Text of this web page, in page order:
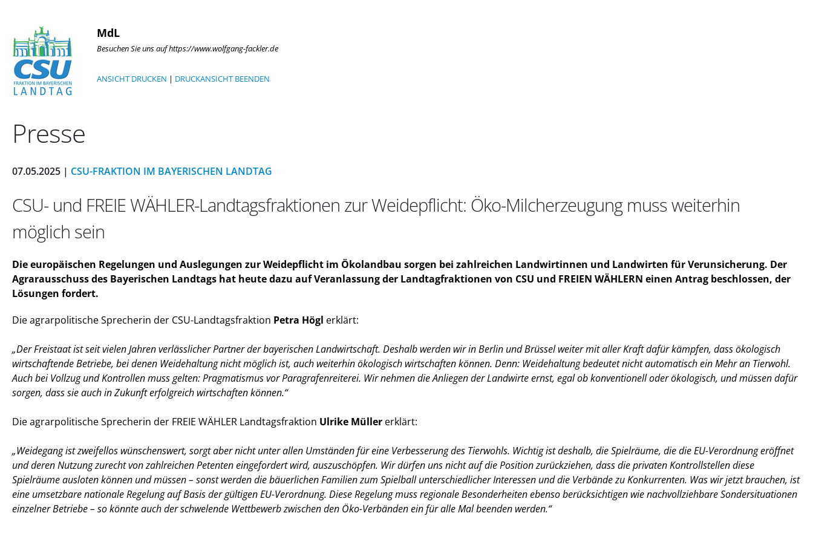
MdL
Besuchen Sie uns auf https://www.wolfgang-fackler.de
ANSICHT DRUCKEN | DRUCKANSICHT BEENDEN
Presse
07.05.2025 | CSU-FRAKTION IM BAYERISCHEN LANDTAG
CSU- und FREIE WÄHLER-Landtagsfraktionen zur Weidepflicht: Öko-Milcherzeugung muss weiterhin
möglich sein
Die europäischen Regelungen und Auslegungen zur Weidepflicht im Ökolandbau sorgen bei zahlreichen Landwirtinnen und Landwirten für Verunsicherung. Der
Agrarausschuss des Bayerischen Landtags hat heute dazu auf Veranlassung der Landtagfraktionen von CSU und FREIEN WÄHLERN einen Antrag beschlossen, der
Lösungen fordert.
Die agrarpolitische Sprecherin der CSU-Landtagsfraktion Petra Högl erklärt:
Der Freistaat ist seit vielen Jahren verlässlicher Partner der bayerischen Landwirtschaft. Deshalb werden wir in Berlin und Brüssel weiter mit aller Kraft dafür kämpfen, dass ökologisch
wirtschaftende Betriebe, bei denen Weidehaltung nicht möglich ist, auch weiterhin ökologisch wirtschaften können. Denn: Weidehaltung bedeutet nicht automatisch ein Mehr an Tierwohl.
Auch bei Vollzug und Kontrollen muss gelten: Pragmatismus vor Paragrafenreiterei. Wir nehmen die Anliegen der Landwirte ernst, egal ob konventionell oder ökologisch, und müssen dafür
sorgen, dass sie auch in Zukunft erfolgreich wirtschaften können.“
Die agrarpolitische Sprecherin der FREIE WÄHLER Landtagsfraktion Ulrike Müller erklärt:
Weidegang ist zweifellos wünschenswert, sorgt aber nicht unter allen Umständen für eine Verbesserung des Tierwohls. Wichtig ist deshalb, die Spielräume, die die EU-Verordnung eröffnet
und deren Nutzung zurecht von zahlreichen Petenten eingefordert wird, auszuschöpfen. Wir dürfen uns nicht auf die Position zurückziehen, dass die privaten Kontrollstellen diese
Spielräume ausloten können und müssen – sonst werden die bäuerlichen Familien zum Spielball unterschiedlicher Interessen und die Verbände zu Konkurrenten. Was wir jetzt brauchen, ist
eine umsetzbare nationale Regelung auf Basis der gültigen EU-Verordnung. Diese Regelung muss regionale Besonderheiten ebenso berücksichtigen wie nachvollziehbare Sondersituationen
einzelner Betriebe – so könnte auch der schwelende Wettbewerb zwischen den Öko-Verbänden ein für alle Mal beenden werden.“